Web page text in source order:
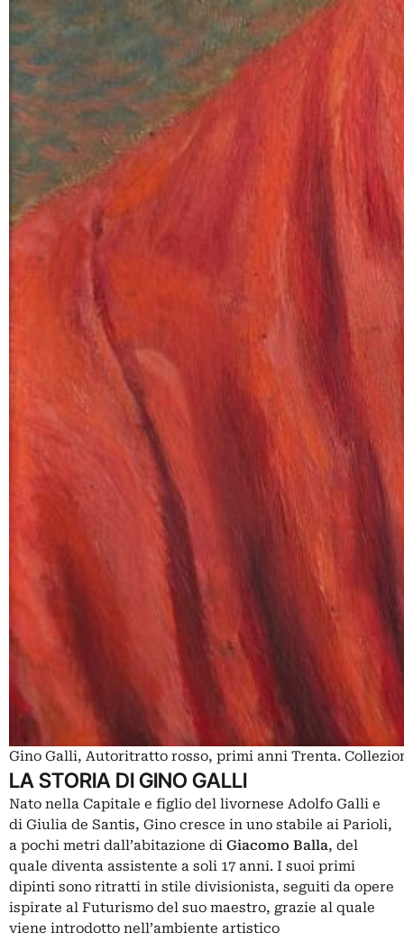
Gino Galli, Autoritratto rosso, primi anni Trenta.
LA STORIA DI GINO GALLI
Nato nella Capitale e figlio del livornese Adolfo Galli e
di Giulia de Santis, Gino cresce in uno stabile ai Parioli,
a pochi metri dall’abitazione di Giacomo Balla, del
quale diventa assistente a soli 17 anni. I suoi primi
dipinti sono ritratti in stile divisionista, seguiti da opere
ispirate al Futurismo del suo maestro, grazie al quale
viene introdotto nell’ambiente artistico